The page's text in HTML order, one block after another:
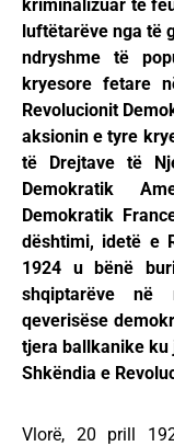
kriminalizuar të
luftëtarëve nga të
ndryshme të
kryesore fetare
Revolucionit
aksionin e tyre
të Drejtave të
Demokratik
Demokratik
dështimi, idetë e
1924 u bënë
shqiptarëve
qeverisëse
tjera ballkanike ku
Shkëndia e
Vlorë, 20 prill